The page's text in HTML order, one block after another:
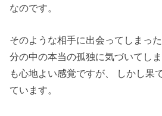
なのです。
そのような相手に出会ってしまっ
分の中の本当の孤独に気づいてし
も心地よい感覚ですが、 しかし果
ています。